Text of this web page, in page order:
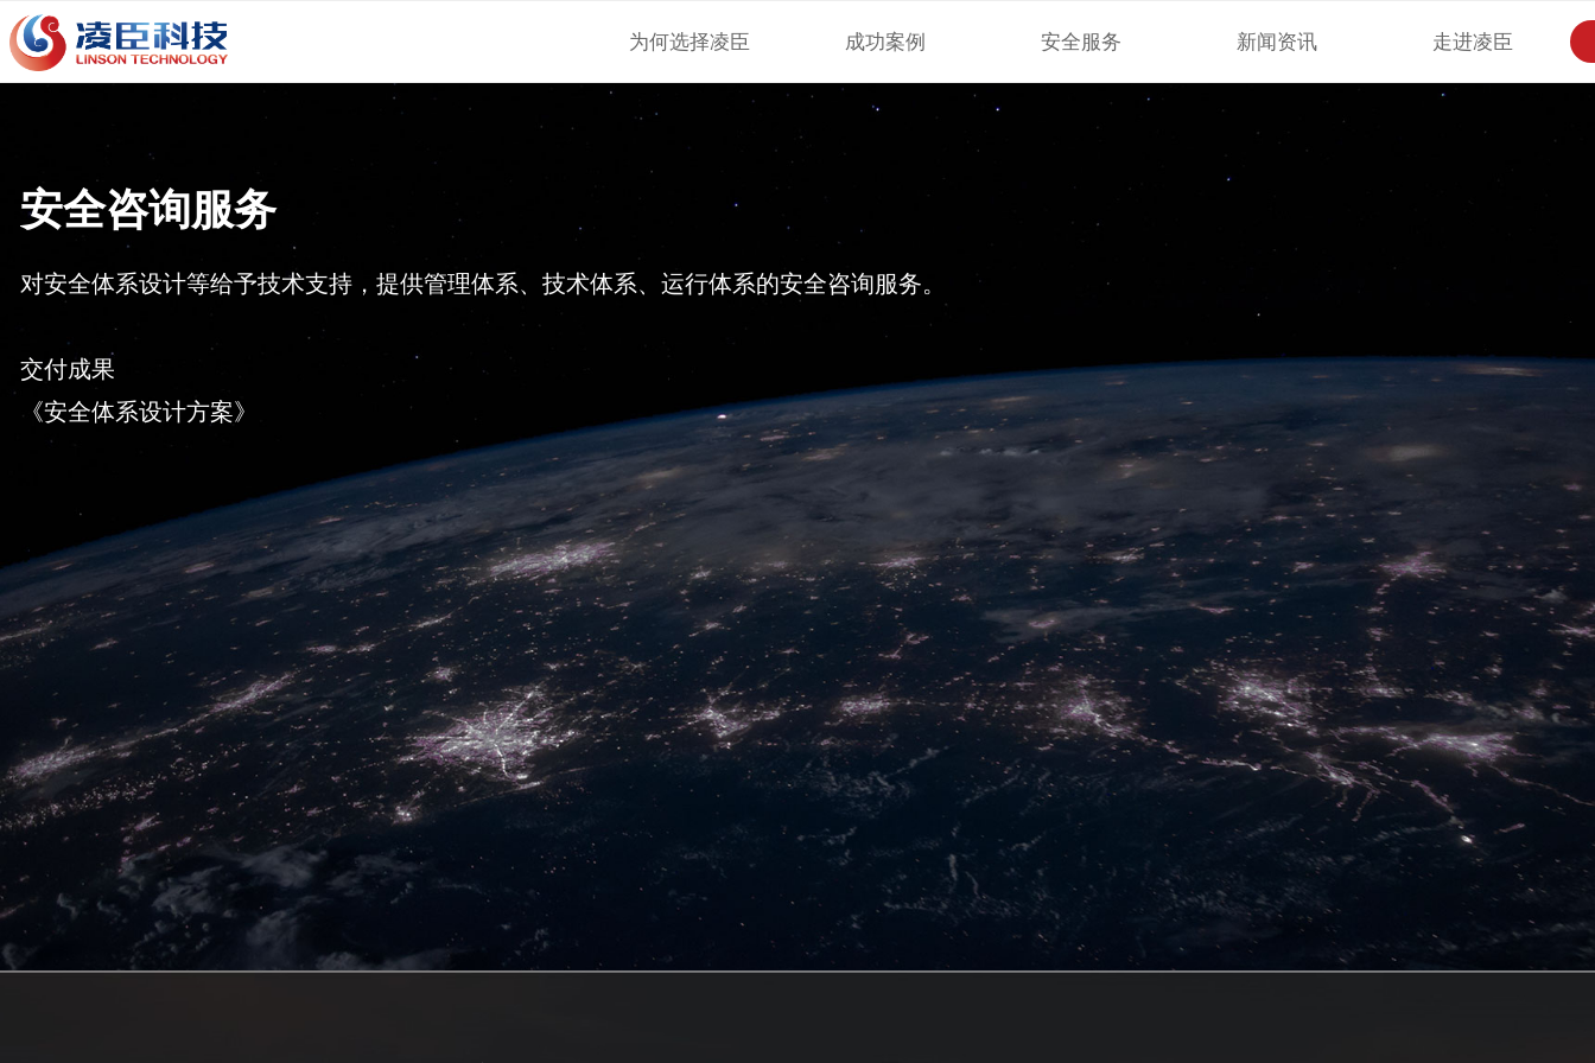
为何选择凌臣 成功案例 安全服务 新闻资讯 走进凌臣
安全咨询服务
对安全体系设计等给予技术支持，提供管理体系、技术体系、运行体系的安全咨询服务。
交付成果
《安全体系设计方案》